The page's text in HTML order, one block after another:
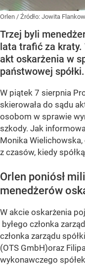
Orlen / Źródło: Jowita
Trzej byli
lata trafić za kraty.
akt oskarżenia w
państwowej spółki.
W piątek 7 sierpnia
skierowała do sądu
osobom w sprawie
szkody. Jak
Monika Wielichowska,
z czasów, kiedy
Orlen poniósł
menedżerów
W akcie oskarżenia
byłego członka
członka zarządu
(OTS GmbH)oraz
wykonawczego